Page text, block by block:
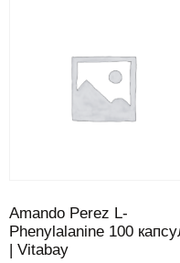
Amando Perez L-
Phenylalanine 100
| Vitabay